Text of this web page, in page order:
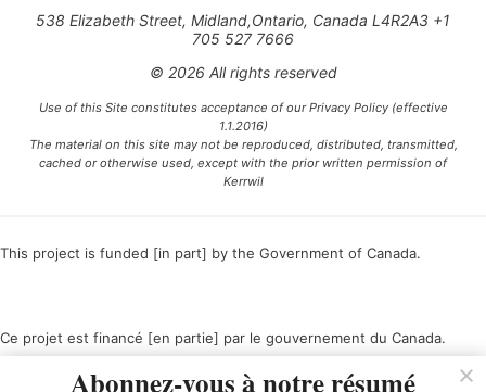
538 Elizabeth Street, Midland,Ontario, Canada L4R2A3 +1
705 527 7666
© 2026 All rights reserved
Use of this Site constitutes acceptance of our Privacy Policy (effective
1.1.2016)
The material on this site may not be reproduced, distributed, transmitted,
cached or otherwise used, except with the prior written permission of
Kerrwil
This project is funded [in part] by the Government of Canada.
Ce projet est financé [en partie] par le gouvernement du Canada.
Abonnez-vous à notre résumé